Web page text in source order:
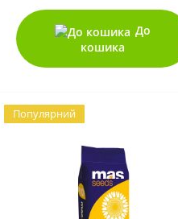
До
кошика
Популярний